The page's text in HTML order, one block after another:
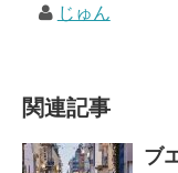
じゅん
関連記事
ブ